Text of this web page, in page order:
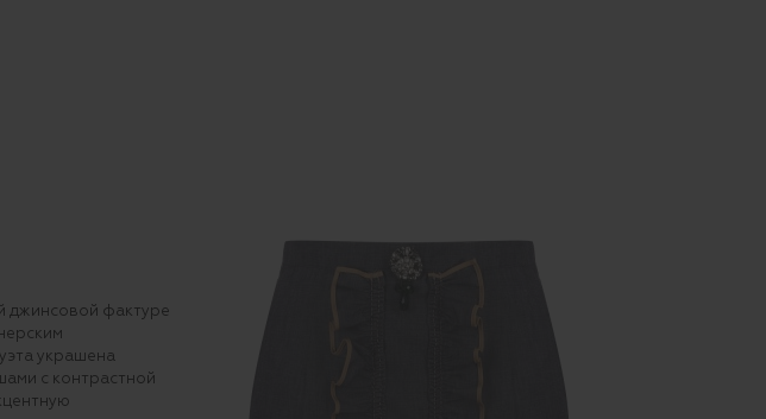
джинсовой фактуре
украшена
с контрастной